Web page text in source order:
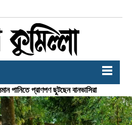
প্রাণপণ ছুটছেন বানভাসিরা